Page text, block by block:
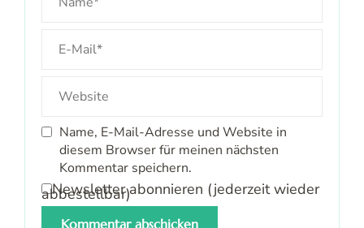
Name, E-Mail-Adresse und Website in
diesem Browser für meinen nächsten
Kommentar speichern.
Newsletter abonnieren (jederzeit wieder
abbestellbar)